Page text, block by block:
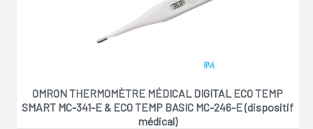
OMRON THERMOMÈTRE MÉDICAL DIGITAL ECO TEMP
SMART MC-341-E & ECO TEMP BASIC MC-246-E (dispositif
médical)